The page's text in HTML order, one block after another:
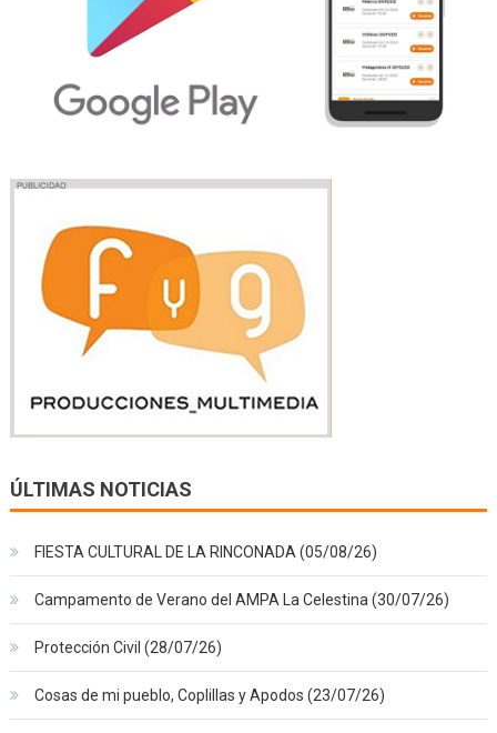
ÚLTIMAS NOTICIAS
FIESTA CULTURAL DE LA RINCONADA (05/08/26)
Campamento de Verano del AMPA La Celestina (30/07/26)
Protección Civil (28/07/26)
Cosas de mi pueblo, Coplillas y Apodos (23/07/26)